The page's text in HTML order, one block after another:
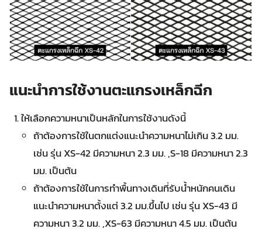
แนะนำการใช้งานตะแกรงเหล็กฉีก
ให้เลือกความหนาเป็นหลักในการใช้งานดังนี้
ถ้าต้องการใช้ในตกแต่งแนะนำความหนาไม่เกิน 3.2 มม.
เช่น รุ่น XS-42 มีความหนา 2.3 มม. ,S-18 มีความหนา 2.3
มม. เป็นต้น
ถ้าต้องการใช้ในการทำพื้นทางเดินที่รับน้ำหนักคนเดิน
แนะนำความหนาตั้งแต่ 3.2 มม.ขึ้นไป เช่น รุ่น XS-43 มี
ความหนา 3.2 มม. ,XS-63 มีความหนา 4.5 มม. เป็นต้น